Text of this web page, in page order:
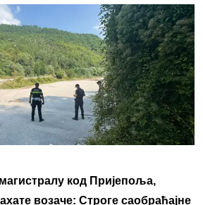
код Пријепоља,
возаче: Строге саобраћајне